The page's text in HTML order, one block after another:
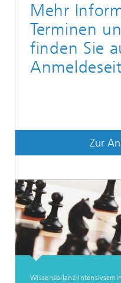
Mehr
Terminen
finden Sie
Zur
Wissensbilanz-